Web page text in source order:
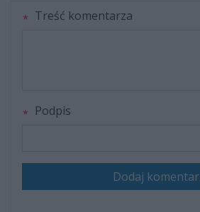
Treść komentarza
Podpis
Dodaj